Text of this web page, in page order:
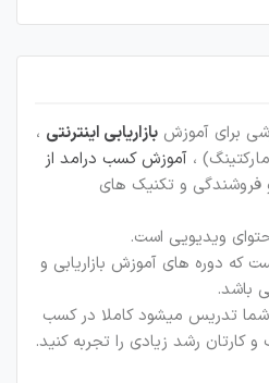
برای آموزش بازاریابی اینترنتی ،
، آموزش کسب درامد از
و تکنیک های
ویدیویی است.
دوره های آموزش بازاریابی و
باشد.
شما تدریس میشود کاملا در کسب
رشد زیادی را تجربه کنید.